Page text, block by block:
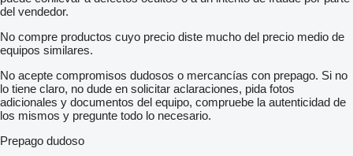
del vendedor.
No compre productos cuyo precio diste mucho del precio medio de
equipos similares.
No acepte compromisos dudosos o mercancías con prepago. Si no
lo tiene claro, no dude en solicitar aclaraciones, pida fotos
adicionales y documentos del equipo, compruebe la autenticidad de
los mismos y pregunte todo lo necesario.
Prepago dudoso